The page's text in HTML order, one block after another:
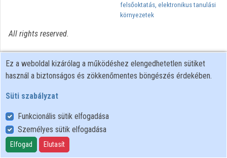
felsőoktatás, elektronikus tanulási
környezetek
All rights reserved.
Felhasználói szabályzat
Adatkezelési tájékoztató
Süti szabályzat
Ez a weboldal kizárólag a működéshez elengedhetetlen sütiket
használ a biztonságos és zökkenőmentes böngészés érdekében.
Süti szabályzat
Funkcionális sütik elfogadása
Személyes sütik elfogadása
Elfogad Elutasít